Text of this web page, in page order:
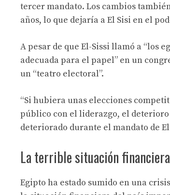
tercer mandato. Los cambios
años, lo que dejaría a El Sisi en el
A pesar de que El-Sissi llamó a “los
adecuada para el papel” en un
un “teatro electoral”.
“Si hubiera unas elecciones
público con el liderazgo, el deterioro
deteriorado durante el mandato de
La terrible situación
Egipto ha estado sumido en una